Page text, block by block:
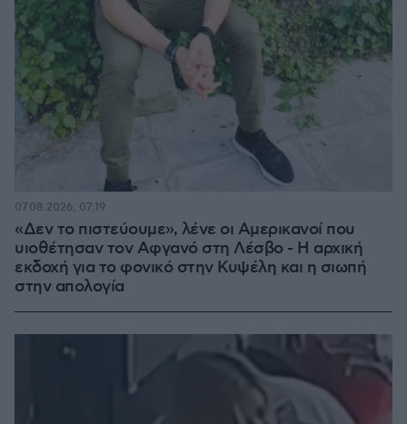
«Δεν το πιστεύουμε», λένε οι Αμερικανοί που
υιοθέτησαν τον Αφγανό στη Λέσβο - Η αρχική
εκδοχή για το φονικό στην Κυψέλη και η σιωπή
στην απολογία
07.08.2026, 07:19